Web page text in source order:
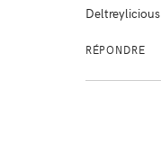
Deltreylicious
RÉPONDRE